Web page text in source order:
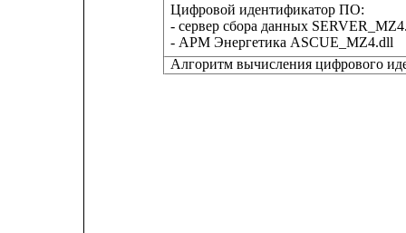
Цифровой идентификатор ПО:
- сервер сбора данных
- АРМ Энергетика ASCUE_MZ4.dll
Алгоритм вычисления цифрового